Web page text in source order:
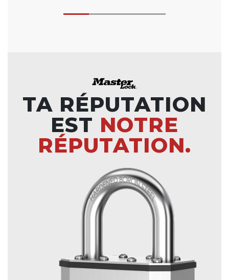
TA RÉPUTATION
EST NOTRE
RÉPUTATION.